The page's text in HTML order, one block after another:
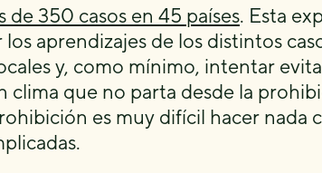
de 350 casos en 45 países. Esta
aprendizajes de los distintos
y, como mínimo, intentar
clima que no parta desde la
es muy difícil hacer nada